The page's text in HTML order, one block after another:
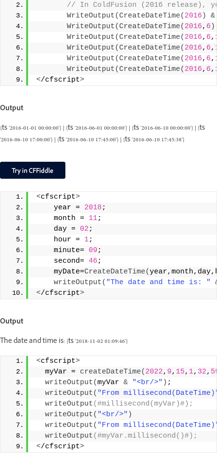
// In ColdFusion (2016 release),
WriteOutput(CreateDateTime( 2016 )
&
WriteOutput(CreateDateTime( 2016, 6 )
WriteOutput(CreateDateTime( 2016, 6,
WriteOutput(CreateDateTime( 2016, 6,
WriteOutput(CreateDateTime( 2016, 6,
WriteOutput(CreateDateTime( 2016, 6,
</cfscript>
Output
{ts '2016-01-01 00:00:00'} | {ts '2016-06-01 00:00:00'} | {ts '2016-06-10 00:00:00'} | {ts
'2016-06-10 17:00:00'} | {ts '2016-06-10 17:45:00'} | {ts '2016-06-10 17:45:38'}
<cfscript>
    year =
2018 ;
    month =
11;
    day =
02 ;
    hour =
1;
    minute=
09 ;
    second=
46 ;
    myDate=
CreateDateTime(
writeOutput( "The date and time is: "
</cfscript>
Output
The date and time is: {ts '2018-11-02 01:09:46'}
<cfscript>
  myVar =
createDateTime( 2022, 9, 15, 1, 32,
writeOutput(myVar & "<br/>" ) ;
writeOutput( "From
writeOutput(#millisecond(myVar)#);
writeOutput( "<br/>" )
writeOutput( "From
writeOutput(#myVar.millisecond()#);
</cfscript>